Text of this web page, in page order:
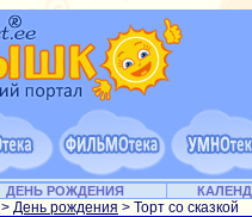
ДЕНЬ РОЖДЕНИЯ
> День рождения > Торт со сказкой